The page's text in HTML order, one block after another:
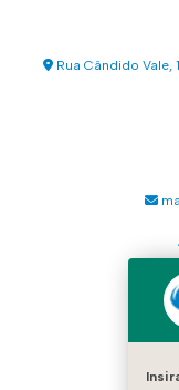
Rua Cândido Vale,